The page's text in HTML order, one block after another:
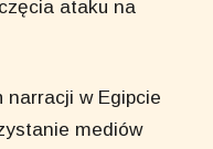
ataku na
narracji w Egipcie
mediów